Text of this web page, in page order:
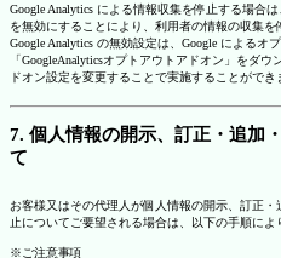
Google Analytics による情報収集を停止する場合
を無効にすることにより、利用者の情報の収集を
Google Analytics の無効設定は、Google による
「GoogleAnalyticsオプトアウトアドオン」をダ
ドオン設定を変更することで実施することができ
7. 個人情報の開示、訂正・追加
て
お客様又はその代理人が個人情報の開示、訂正
止についてご要望される場合は、以下の手順によ
※ご注意事項